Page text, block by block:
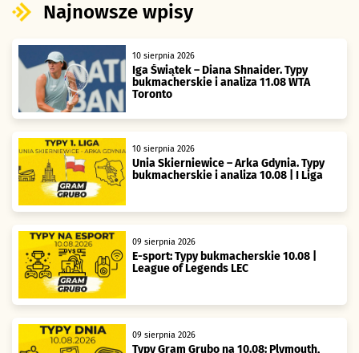
Najnowsze wpisy
10 sierpnia 2026
Iga Świątek – Diana Shnaider. Typy
bukmacherskie i analiza 11.08 WTA
Toronto
10 sierpnia 2026
Unia Skierniewice – Arka Gdynia. Typy
bukmacherskie i analiza 10.08 | I Liga
09 sierpnia 2026
E-sport: Typy bukmacherskie 10.08 |
League of Legends LEC
09 sierpnia 2026
Typy Gram Grubo na 10.08: Plymouth,